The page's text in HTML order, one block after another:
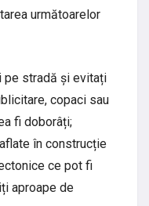
următoarelor
pe stradă și evitați
copaci sau
fi doborâți;
în construcție
ce pot fi
aproape de